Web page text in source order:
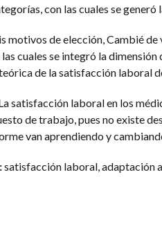
con las cuales se generó
motivos de elección, Cambié
cuales se integró la
de la satisfacción laboral
satisfacción laboral en los
de trabajo, pues no existe
van aprendiendo y
satisfacción laboral, adaptación